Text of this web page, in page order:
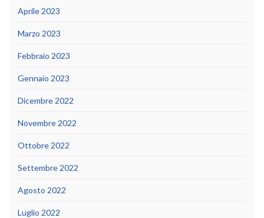
Aprile 2023
Marzo 2023
Febbraio 2023
Gennaio 2023
Dicembre 2022
Novembre 2022
Ottobre 2022
Settembre 2022
Agosto 2022
Luglio 2022